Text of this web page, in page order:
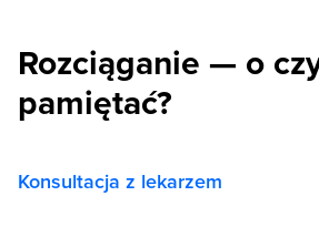
Rozciąganie — o
pamiętać?
Konsultacja z lekarzem